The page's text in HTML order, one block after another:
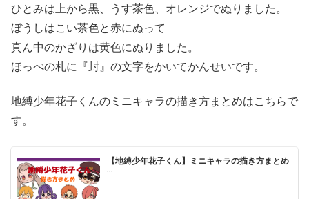
ひとみは上から黒、うす茶色、オレンジでぬりました。
ぼうしはこい茶色と赤にぬって
真ん中のかざりは黄色にぬりました。
ほっぺの札に『封』の文字をかいてかんせいです。
地縛少年花子くんのミニキャラの描き方まとめはこちらで
す。
【地縛少年花子くん】ミニキャラの描き方まとめ